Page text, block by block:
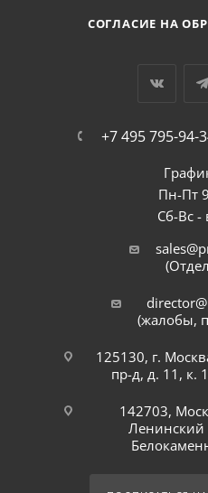
СОГЛАСИЕ НА
+7 495 795-94-
Пн-Пт
Сб-Вс
(жалобы,
125130, г.
пр-д, д. 11, к.
142703,
Ленинский